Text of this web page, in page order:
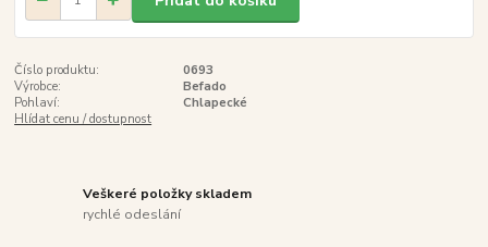
Číslo produktu:
0693
Výrobce:
Befado
Pohlaví:
Chlapecké
Hlídat cenu / dostupnost
Veškeré položky skladem
rychlé odeslání